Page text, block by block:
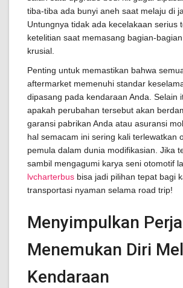
tiba-tiba ada bunyi aneh saat melaju di
Untungnya tidak ada kecelakaan serius
ketelitian saat memasang bagian-
krusial.
Penting untuk memastikan bahwa
aftermarket memenuhi standar
dipasang pada kendaraan Anda. Selain
apakah perubahan tersebut akan
garansi pabrikan Anda atau asuransi
hal semacam ini sering kali terlewatkan
pemula dalam dunia modifikasian. Jika
sambil mengagumi karya seni otomotif
lvcharterbus bisa jadi pilihan tepat bagi
transportasi nyaman selama road trip!
Menyimpulkan
Menemukan Diri
Kendaraan